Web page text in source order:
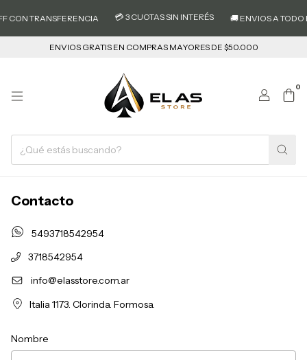
CON TRANSFERENCIA 💳 3 CUOTAS SIN INTERÉS 🚚 ENVIOS A TODO
ENVIOS GRATIS EN COMPRAS MAYORES DE $50.000
0
Contacto
5493718542954
3718542954
info@elasstore.com.ar
Italia 1173. Clorinda. Formosa.
Nombre